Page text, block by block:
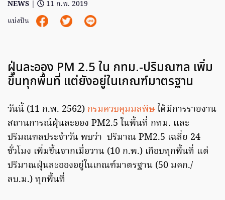
NEWS |
11 ก.พ. 2019
แบ่งปัน
ฝุ่นละออง PM 2.5 ใน กทม.-ปริมณฑล เพิ่ม
ขึ้นทุกพื้นที่ แต่ยังอยู่ในเกณฑ์มาตรฐาน
วันนี้ (11 ก.พ. 2562) กรมควบคุมมลพิษ ได้มีการรายงาน
สถานการณ์ฝุ่นละออง PM2.5 ในพื้นที่ กทม. และ
ปริมณฑลประจำวัน พบว่า ปริมาณ PM2.5 เฉลี่ย 24
ชั่วโมง เพิ่มขึ้นจากเมื่อวาน (10 ก.พ.) เกือบทุกพื้นที่ แต่
ปริมาณฝุ่นละอองอยู่ในเกณฑ์มาตรฐาน (50 มคก./
ลบ.ม.) ทุกพื้นที่